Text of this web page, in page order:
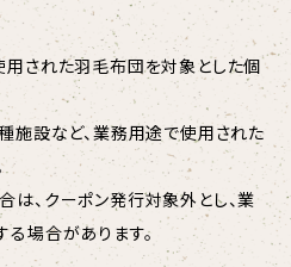
用された羽毛布団を対象とした個
施設など、業務用途で使用された
、クーポン発行対象外とし、業
場合があります。